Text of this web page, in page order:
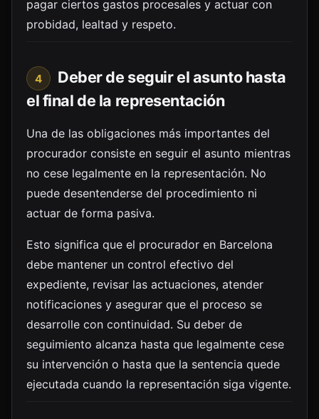
pagar ciertos gastos procesales y actuar con
probidad, lealtad y respeto.
4
Deber de seguir el asunto hasta
el final de la representación
Una de las obligaciones más importantes del
procurador consiste en seguir el asunto mientras
no cese legalmente en la representación. No
puede desentenderse del procedimiento ni
actuar de forma pasiva.
Esto significa que el procurador en Barcelona
debe mantener un control efectivo del
expediente, revisar las actuaciones, atender
notificaciones y asegurar que el proceso se
desarrolle con continuidad. Su deber de
seguimiento alcanza hasta que legalmente cese
su intervención o hasta que la sentencia quede
ejecutada cuando la representación siga vigente.